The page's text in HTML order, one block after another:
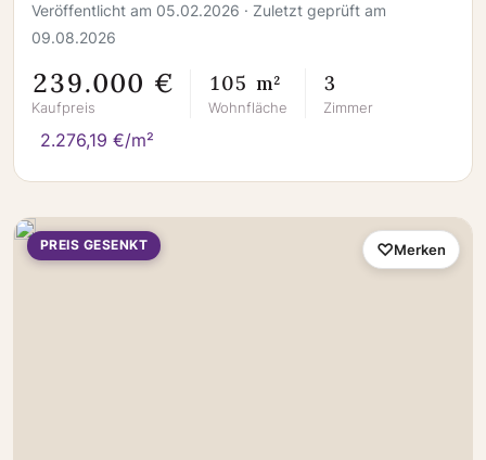
Veröffentlicht am 05.02.2026 · Zuletzt geprüft am
09.08.2026
239.000 €
Kaufpreis
105 m²
Wohnfläche
3
Zimmer
2.276,19 €/m²
PREIS GESENKT Merken